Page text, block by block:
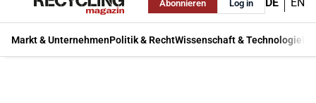
Abonnieren Log in
Markt & UnternehmenPolitik & RechtWissenschaft & Technologie